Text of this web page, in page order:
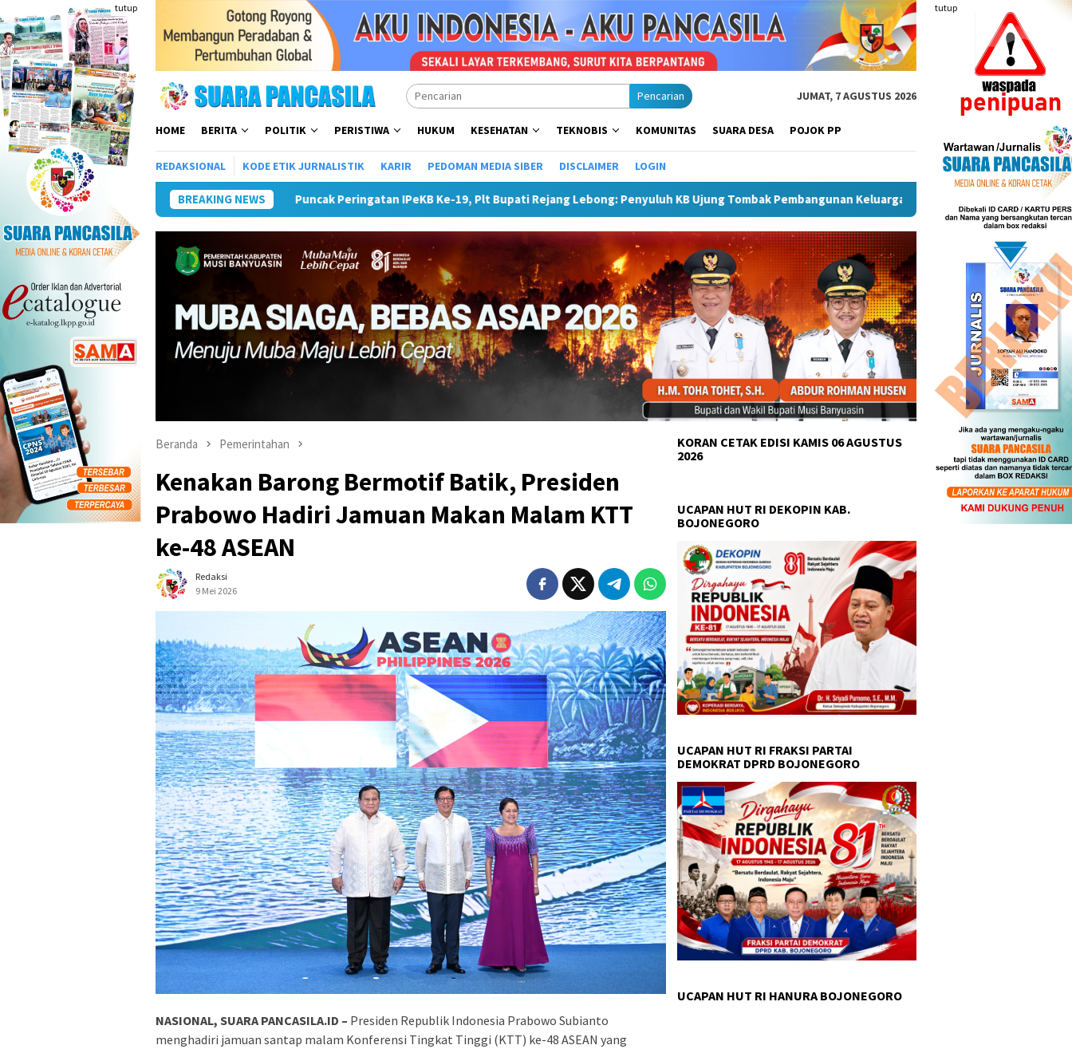
ke
konten
tutup tutup
Pencarian JUMAT, 7 AGUSTUS 2026
HOME BERITA POLITIK PERISTIWA HUKUM KESEHATAN TEKNOBIS KOMUNITAS SUARA DESA POJOK PP
REDAKSIONAL KODE ETIK JURNALISTIK KARIR PEDOMAN MEDIA SIBER DISCLAIMER LOGIN
BREAKING NEWS
Puncak Peringatan IPeKB Ke-19, Plt Bupati Rejang Lebong: Penyuluh KB Ujung Tombak Pembangunan Keluarga Sekda Pimpin Rapat, Pemkab Rejang Lebong
Beranda Pemerintahan
Kenakan Barong Bermotif Batik, Presiden
Prabowo Hadiri Jamuan Makan Malam KTT
ke-48 ASEAN
Redaksi
9 Mei 2026
NASIONAL, SUARA PANCASILA.ID – Presiden Republik Indonesia Prabowo Subianto
menghadiri jamuan santap malam Konferensi Tingkat Tinggi (KTT) ke-48 ASEAN yang
KORAN CETAK EDISI KAMIS 06 AGUSTUS
2026
UCAPAN HUT RI DEKOPIN KAB.
BOJONEGORO
UCAPAN HUT RI FRAKSI PARTAI
DEMOKRAT DPRD BOJONEGORO
UCAPAN HUT RI HANURA BOJONEGORO